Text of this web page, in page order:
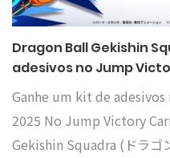
Dragon Ball Gekishin
adesivos no Jump
Ganhe um kit de
2025 No Jump Victory
Gekishin Squadra (ドラゴ